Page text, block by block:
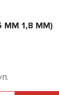
ММ 1,8 ММ)